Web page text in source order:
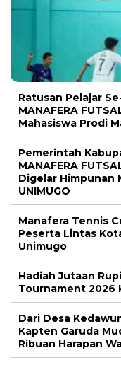
Ratusan Pelajar
MANAFERA
Mahasiswa Prodi
Pemerintah
MANAFERA
Digelar Himpunan
UNIMUGO
Manafera Tennis
Peserta Lintas
Unimugo
Hadiah Jutaan
Tournament 2026
Dari Desa
Kapten Garuda
Ribuan Harapan